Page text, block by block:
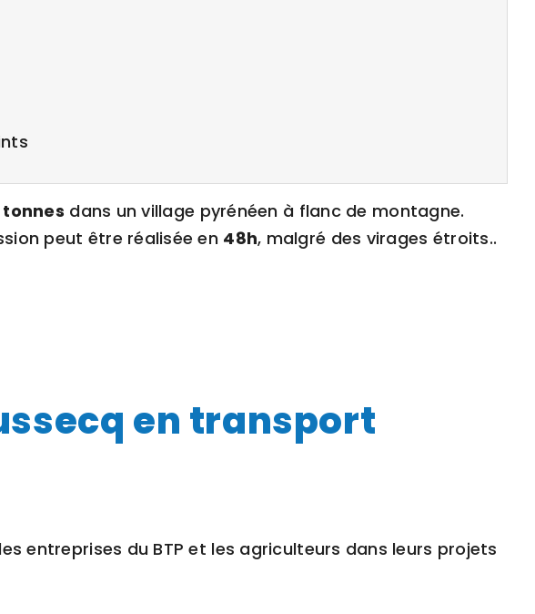
tonnes dans un village pyrénéen à flanc de montagne.
peut être réalisée en 48h, malgré des virages étroits..
en transport
entreprises du BTP et les agriculteurs dans leurs projets